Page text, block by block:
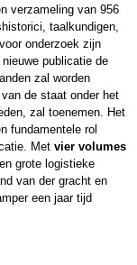
verzameling van 956
taalkundigen,
onderzoek zijn
publicatie de
zal worden
de staat onder het
zal toenemen. Het
fundamentele rol
Met vier volumes
grote logistieke
van der gracht en
een jaar tijd